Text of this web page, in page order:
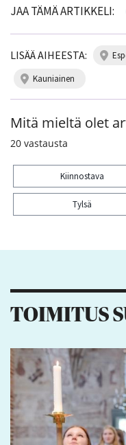
JAA TÄMÄ ARTIKKELI:
LISÄÄ AIHEESTA:
kauniainen
Mitä mieltä olet
20 vastausta
Kiinnostava
Tylsä
TOIMITUS